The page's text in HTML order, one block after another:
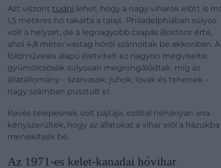
Azt viszont tudni lehet, hogy a nagy viharok előtt is
1,5 méteres hó takarta a talajt. Philadelphiában súlyos
volt a helyzet, de a legnagyobb csapás Bostont érte,
ahol 4,8 méter vastag hóról számoltak be akkoriban. A
földművelés alapú életvitelt ez nagyon megviselte:
gyümölcsösök súlyosan megrongálódtak, míg az
állatállomány – szarvasok, juhok, lovak és tehenek –
nagy számban pusztult el.
Kevés telepesnek volt pajtája, ezáltal néhányan arra
kényszerültek, hogy az állatokat a vihar elől a házukba
menekítsék be.
Az 1971-es kelet-kanadai hóvihar